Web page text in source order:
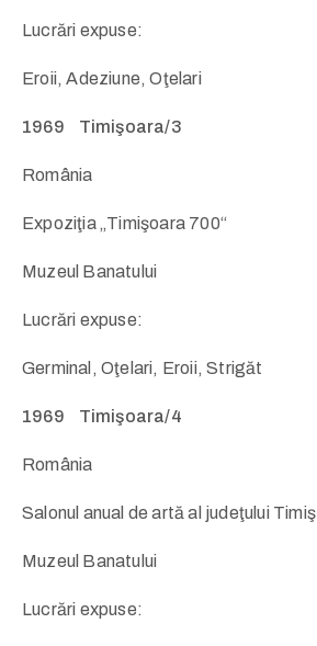
Lucrări expuse:
Eroii, Adeziune, Oţelari
1969 Timişoara/3
România
Expoziţia „Timişoara 700“
Muzeul Banatului
Lucrări expuse:
Germinal, Oţelari, Eroii, Strigăt
1969 Timişoara/4
România
Salonul anual de artă al judeţului Timiş
Muzeul Banatului
Lucrări expuse: